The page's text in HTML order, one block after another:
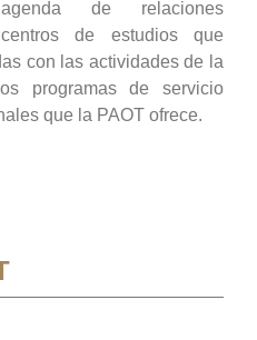
de relaciones
de estudios que
con las actividades de la
programas de servicio
que la PAOT ofrece.